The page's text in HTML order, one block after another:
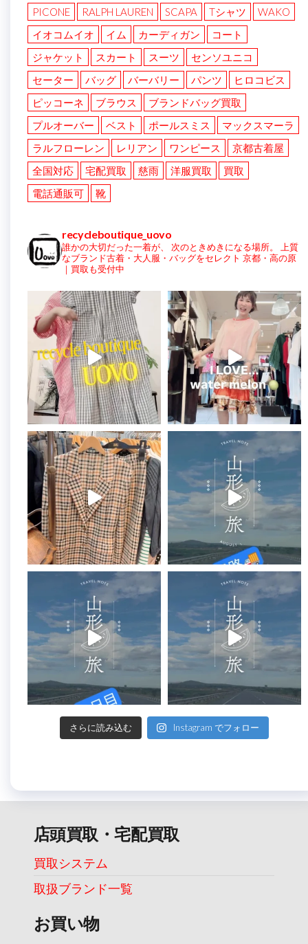
PICONE
RALPH LAUREN SCAPA Tシャツ
WAKO
イオコムイオ
イム カーディガン
コート
ジャケット
スカート スーツ
センソユニコ
セーター
バッグ バーバリー パンツ
ヒロコビス
ピッコーネ
ブラウス
ブランドバッグ買取
プルオーバー
ベスト ポールスミス
マックスマーラ
ラルフローレン
レリアン ワンピース
京都古着屋
全国対応
宅配買取 慈雨 洋服買取
買取
電話通販可
靴
recycleboutique_uovo
誰かの大切だった一着が、 次のときめきになる場所。
上質
なブランド古着・大人服・バッグをセレクト 京都・高の原
｜買取も受付中
さらに読み込む Instagram でフォロー
店頭買取・宅配買取
買取システム
取扱ブランド一覧
お買い物